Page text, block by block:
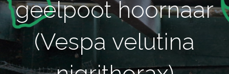
geelpoot hoornaar
(Vespa velutina